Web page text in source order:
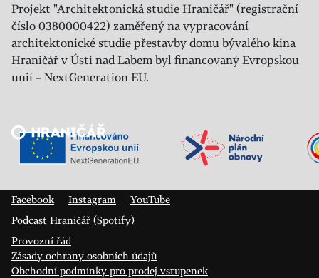
Projekt "Architektonická studie Hraničář" (registrační
číslo 0380000422) zaměřený na vypracování
architektonické studie přestavby domu bývalého kina
Hraničář v Ústí nad Labem byl financovaný Evropskou
unií – NextGeneration EU.
Veřejný sál Hraničář, spolek
Facebook
Instagram
YouTube
Podcast Hraničář (Spotify)
Provozní řád
Zásady ochrany osobních údajů
Obchodní podmínky pro prodej vstupenek